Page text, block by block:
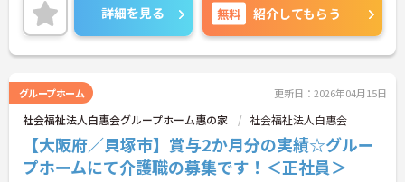
詳細を見る 無料 紹介してもらう
グループホーム 更新日：2026年04月15日
社会福祉法人白惠会グループホーム惠の家 社会福祉法人白惠会
【大阪府／貝塚市】賞与2か月分の実績☆グルー
プホームにて介護職の募集です！＜正社員＞